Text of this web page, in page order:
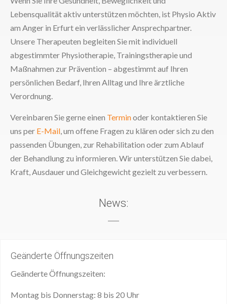
Lebensqualität aktiv unterstützen möchten, ist Physio Aktiv
am Anger in Erfurt ein verlässlicher Ansprechpartner.
Unsere Therapeuten begleiten Sie mit individuell
abgestimmter Physiotherapie, Trainingstherapie und
Maßnahmen zur Prävention – abgestimmt auf Ihren
persönlichen Bedarf, Ihren Alltag und Ihre ärztliche
Verordnung.
Vereinbaren Sie gerne einen Terminoder kontaktieren Sie
uns per E-Mail, um offene Fragen zu klären oder sich zu den
passenden Übungen, zur Rehabilitation oder zum Ablauf
der Behandlung zu informieren. Wir unterstützen Sie dabei,
Kraft, Ausdauer und Gleichgewicht gezielt zu verbessern.
News:
Geänderte Öffnungszeiten
Geänderte Öffnungszeiten:
Montag bis Donnerstag: 8 bis 20 Uhr